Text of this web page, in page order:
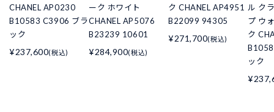
CHANEL AP0230
B10583 C3906 ブラ
ック
¥237,600(税込)
ーク ホワイト
CHANEL AP5076
B23239 10601
¥284,900(税込)
ク CHANEL AP4951
B22099 94305
¥271,700(税込)
ル ク
プ ウ
ク
ック